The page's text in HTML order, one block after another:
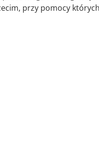
przy pomocy których